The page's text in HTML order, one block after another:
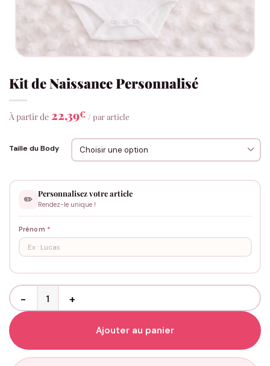
Kit de Naissance Personnalisé
À partir de 22,39€ / par article
Taille du Body
✏️
Personnalisez votre article
Rendez-le unique !
Prénom *
quantité de Kit de Naissance Personnalisé
Ajouter au panier